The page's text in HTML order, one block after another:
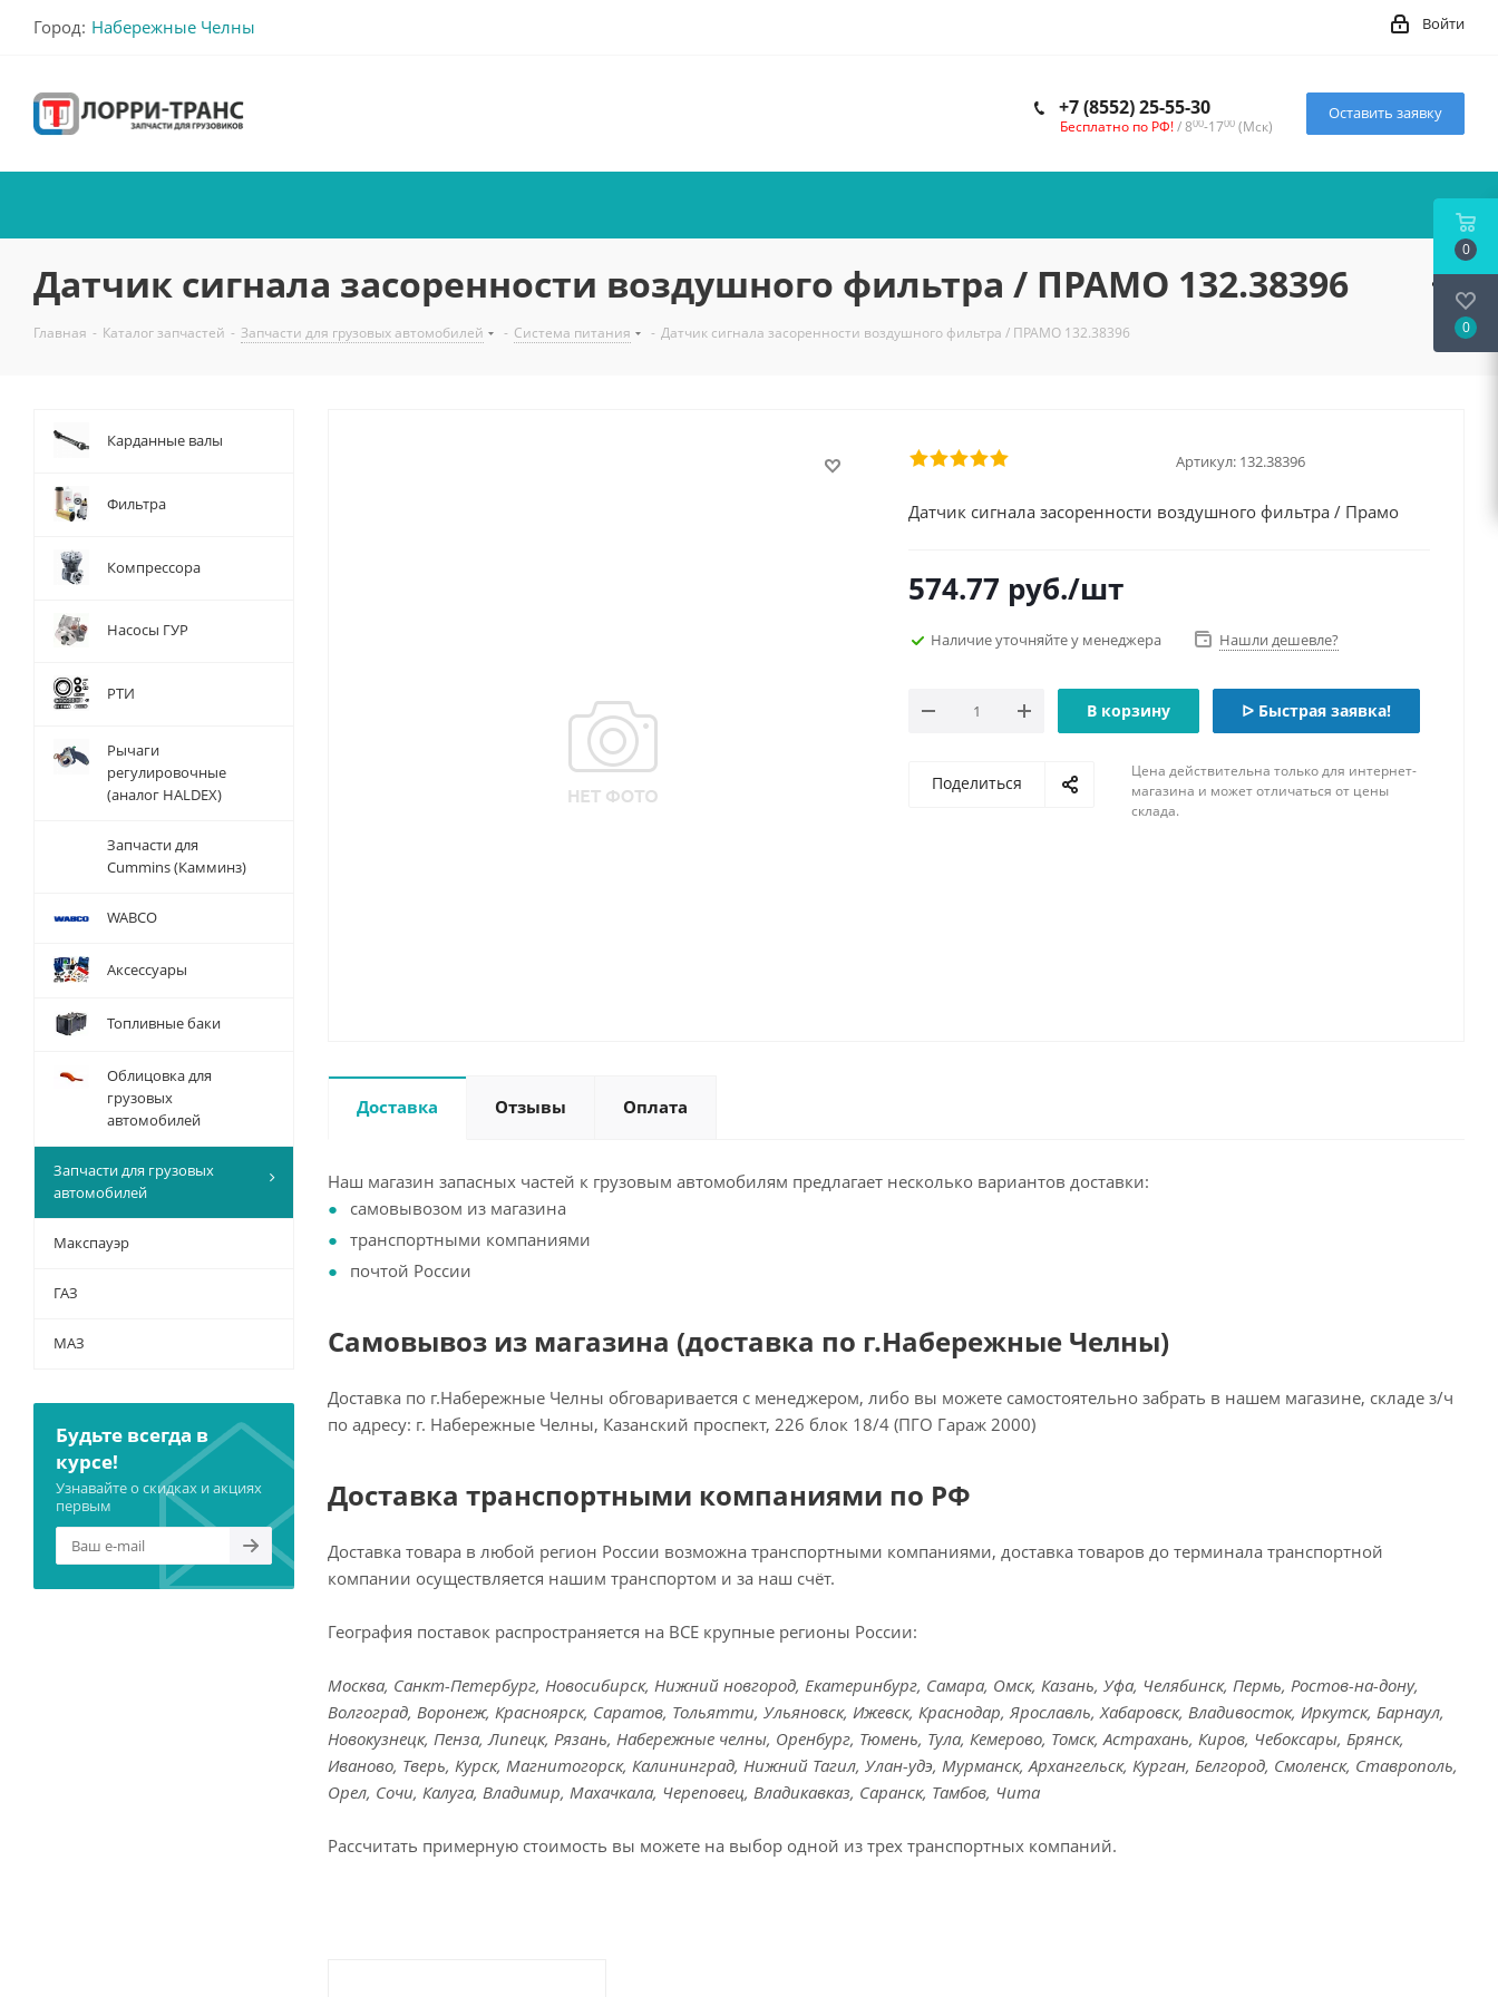
Город: Набережные Челны Войти
+7 (8552) 25-55-30
Бесплатно по РФ!/ 800-1700 (Мск)
Оставить заявку
Датчик сигнала засоренности воздушного фильтра / ПРАМО 132.38396
Главная - Каталог запчастей - Запчасти для грузовых автомобилей - Система питания - Датчик сигнала засоренности воздушного фильтра / ПРАМО 132.38396
Артикул: 132.38396
Датчик сигнала засоренности воздушного фильтра / Прамо
574.77 руб./шт
Наличие уточняйте у менеджера Нашли дешевле?
В корзину ᐅ Быстрая заявка!
Поделиться
Цена действительна только для интернет-
магазина и может отличаться от цены
склада.
Доставка Отзывы Оплата
Наш магазин запасных частей к грузовым автомобилям предлагает несколько вариантов доставки:
самовывозом из магазина
транспортными компаниями
почтой России
Самовывоз из магазина (доставка по г.Набережные Челны)
Доставка по г.Набережные Челны обговаривается с менеджером, либо вы можете самостоятельно забрать в нашем магазине, складе з/ч
по адресу: г. Набережные Челны, Казанский проспект, 226 блок 18/4 (ПГО Гараж 2000)
Доставка транспортными компаниями по РФ
Доставка товара в любой регион России возможна транспортными компаниями, доставка товаров до терминала транспортной
компании осуществляется нашим транспортом и за наш счёт.
География поставок распространяется на ВСЕ крупные регионы России:
Москва, Санкт-Петербург, Новосибирск, Нижний новгород, Екатеринбург, Самара, Омск, Казань, Уфа, Челябинск, Пермь, Ростов-на-дону,
Волгоград, Воронеж, Красноярск, Саратов, Тольятти, Ульяновск, Ижевск, Краснодар, Ярославль, Хабаровск, Владивосток, Иркутск, Барнаул,
Новокузнецк, Пенза, Липецк, Рязань, Набережные челны, Оренбург, Тюмень, Тула, Кемерово, Томск, Астрахань, Киров, Чебоксары, Брянск,
Иваново, Тверь, Курск, Магнитогорск, Калининград, Нижний Тагил, Улан-удэ, Мурманск, Архангельск, Курган, Белгород, Смоленск, Ставрополь,
Орел, Сочи, Калуга, Владимир, Махачкала, Череповец, Владикавказ, Саранск, Тамбов, Чита
Рассчитать примерную стоимость вы можете на выбор одной из трех транспортных компаний.
Карданные валы
Фильтра
Компрессора
Насосы ГУР
РТИ
Рычаги
регулировочные
(аналог HALDEX)
Запчасти для
Cummins (Камминз)
WABCO
Аксессуары
Топливные баки
Облицовка для
грузовых
автомобилей
Запчасти для грузовых
автомобилей
Макспауэр
ГАЗ
МАЗ
Будьте всегда в
курсе!
Узнавайте о скидках и акциях
первым
0
0